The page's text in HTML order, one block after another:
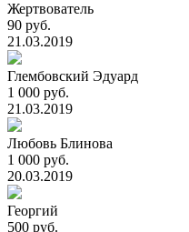
Жертвователь
90 руб.
21.03.2019
Глембовский Эдуард
1 000 руб.
21.03.2019
Любовь Блинова
1 000 руб.
20.03.2019
Георгий
500 руб.